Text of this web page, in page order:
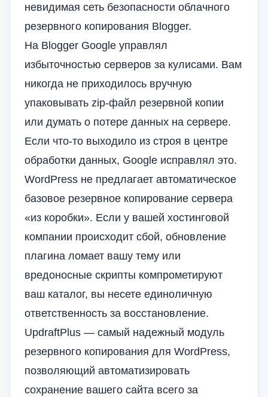
невидимая сеть безопасности облачного
резервного копирования Blogger.
На Blogger Google управлял
избыточностью серверов за кулисами. Вам
никогда не приходилось вручную
упаковывать zip-файл резервной копии
или думать о потере данных на сервере.
Если что-то выходило из строя в центре
обработки данных, Google исправлял это.
WordPress не предлагает автоматическое
базовое резервное копирование сервера
«из коробки». Если у вашей хостинговой
компании происходит сбой, обновление
плагина ломает вашу тему или
вредоносные скрипты компрометируют
ваш каталог, вы несете единоличную
ответственность за восстановление.
UpdraftPlus — самый надежный модуль
резервного копирования для WordPress,
позволяющий автоматизировать
сохранение вашего сайта всего за